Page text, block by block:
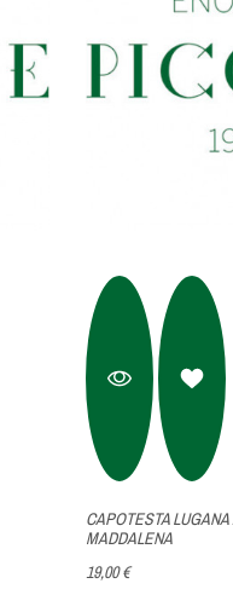
CAPOTESTA
MADDALENA
19,00 €